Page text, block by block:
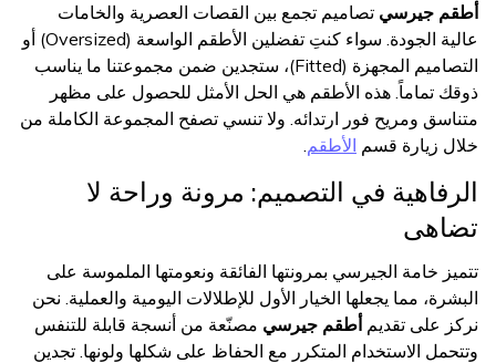
أطقم جيرسي تصاميم تجمع بين القصات العصرية والخامات
عالية الجودة. سواء كنتِ تفضلين الأطقم الواسعة (Oversized) أو
التصاميم المجهزة (Fitted)، ستجدين ضمن مجموعتنا ما يناسب
ذوقك تماماً. هذه الأطقم هي الحل الأمثل للحصول على مظهر
متناسق ومريح فور ارتدائه. ولا تنسي تصفح المجموعة الكاملة من
خلال زيارة قسم الأطقم.
الرفاهية في التصميم: مرونة وراحة لا
تضاهى
تتميز خامة الجيرسي بمرونتها الفائقة ونعومتها الملموسة على
البشرة، مما يجعلها الخيار الأول للإطلالات اليومية والعملية. نحن
نركز على تقديم أطقم جيرسي مصنّعة من أنسجة قابلة للتنفس
وتتحمل الاستخدام المتكرر مع الحفاظ على شكلها ولونها. تجدين